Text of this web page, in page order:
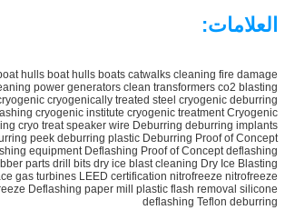
العلامات:
hulls boat hulls boats catwalks cleaning fire damage
power generators clean transformers co2 blasting
cryogenically treated steel cryogenic deburring
cryogenic institute cryogenic treatment Cryogenic
cryo treat speaker wire Deburring deburring implants
peek deburring plastic Deburring Proof of Concept
equipment Deflashing Proof of Concept deflashing
parts drill bits dry ice blast cleaning Dry Ice Blasting
gas turbines LEED certification nitrofreeze nitrofreeze
Deflashing paper mill plastic flash removal silicone
deflashing Teflon deburring